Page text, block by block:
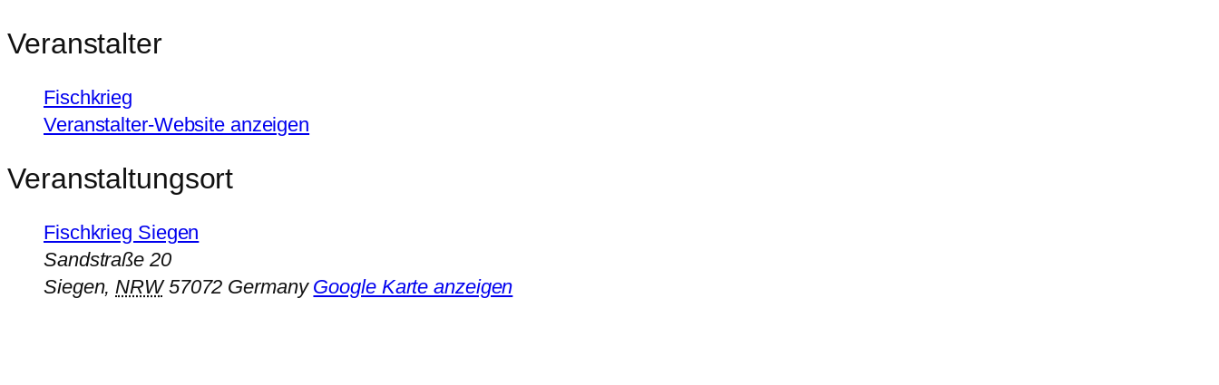
Veranstalter
Fischkrieg
Veranstalter-Website anzeigen
Veranstaltungsort
Fischkrieg Siegen
Sandstraße 20
Siegen, NRW 57072 Germany Google Karte anzeigen